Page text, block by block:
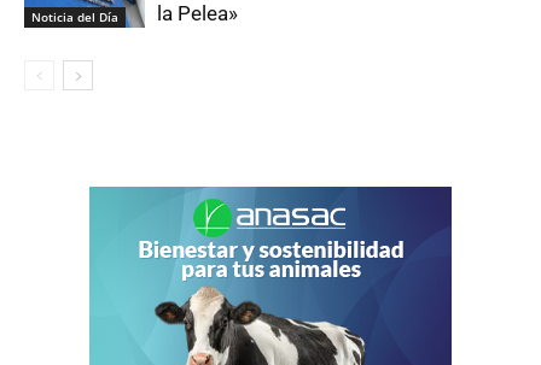
Noticia del Día
la Pelea»